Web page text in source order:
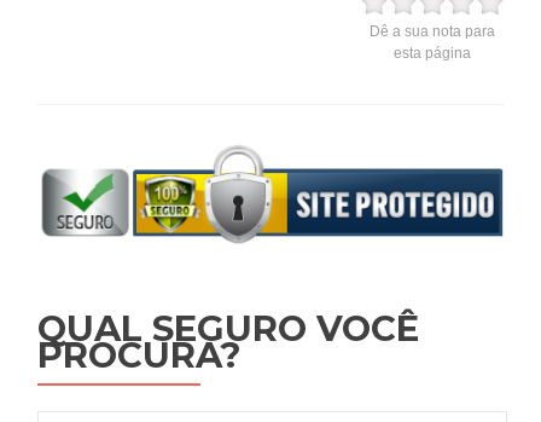
Dê a sua nota para
esta página
QUAL SEGURO VOCÊ
PROCURA?